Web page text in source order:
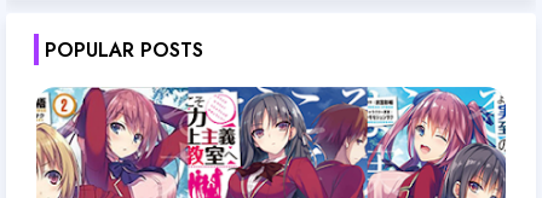
POPULAR POSTS